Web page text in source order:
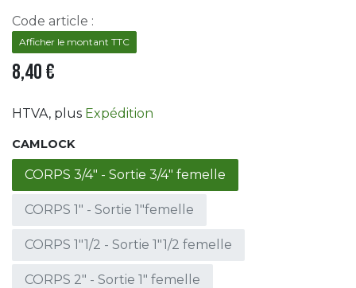
Code article :
Afficher le montant TTC
8,40€
HTVA, plus Expédition
CAMLOCK
CORPS 3/4" - Sortie 3/4" femelle
CORPS 1" - Sortie 1"femelle
CORPS 1"1/2 - Sortie 1"1/2 femelle
CORPS 2" - Sortie 1" femelle